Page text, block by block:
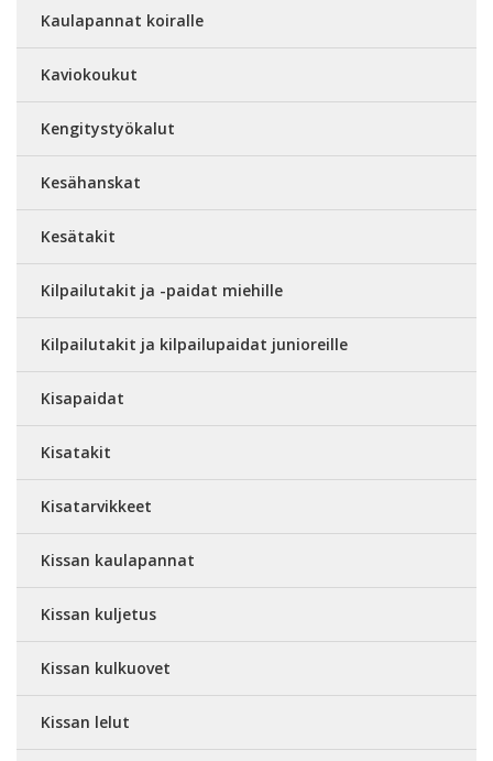
Kaulapannat koiralle
Kaviokoukut
Kengitystyökalut
Kesähanskat
Kesätakit
Kilpailutakit ja -paidat miehille
Kilpailutakit ja kilpailupaidat junioreille
Kisapaidat
Kisatakit
Kisatarvikkeet
Kissan kaulapannat
Kissan kuljetus
Kissan kulkuovet
Kissan lelut